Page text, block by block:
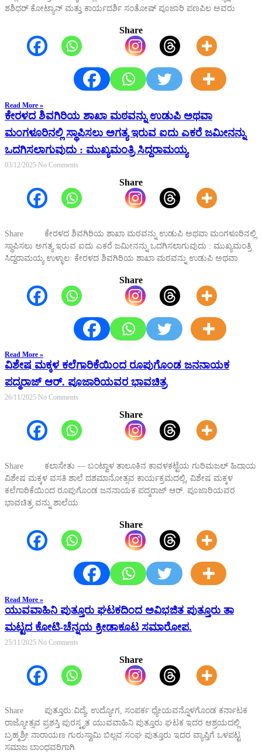
ಶಶಿಧರ್ ಕೋಟ್ಯಾನ್ ಮತ್ತು ಕಾರ್ಯದರ್ಶಿ ಸಂತೋಷ್ ಪೂಜಾರಿ ಪಣಪಿಲ ಅವರು
Share
Read More »
ಕೇರಳದ ಶಿವಗಿರಿಯ ಶಾಖಾ ಮಠವನ್ನು ಉಡುಪಿ ಅಥವಾ
ಮಂಗಳೂರಿನಲ್ಲಿ ಸ್ಥಾಪಿಸಲು ಅಗತ್ಯ ಇರುವ ಐದು ಎಕರೆ ಜಮೀನನ್ನು
ಒದಗಿಸಲಾಗುವುದು : ಮುಖ್ಯಮಂತ್ರಿ ಸಿದ್ದರಾಮಯ್ಯ
03/12/2025 No Comments
Share
Share ಕೇರಳದ ಶಿವಗಿರಿಯ ಶಾಖಾ ಮಠವನ್ನು ಉಡುಪಿ ಅಥವಾ ಮಂಗಳೂರಿನಲ್ಲಿ
ಸ್ಥಾಪಿಸಲು ಅಗತ್ಯ ಇರುವ ಐದು ಎಕರೆ ಜಮೀನನ್ನು ಒದಗಿಸಲಾಗುವುದು : ಮುಖ್ಯಮಂತ್ರಿ
ಸಿದ್ದರಾಮಯ್ಯ ಉಳ್ಳಾಲ: ಕೇರಳದ ಶಿವಗಿರಿಯ ಶಾಖಾ ಮಠವನ್ನು ಉಡುಪಿ ಅಥವಾ
Share
Read More »
ವಿಶೇಷ ಮಕ್ಕಳ ಕಲೆಗಾರಿಕೆಯಿಂದ ರೂಪುಗೊಂಡ ಜನನಾಯಕ
ಪದ್ಮರಾಜ್ ಆರ್. ಪೂಜಾರಿಯವರ ಭಾವಚಿತ್ರ
26/11/2025 No Comments
Share
Share ಕಲಾಸೇತು — ಬಂಟ್ವಾಳ ತಾಲೂಕಿನ ಕಾವಳಕಟ್ಟೆಯ ಗುರಿಮಜಲ್ ಹಿದಾಯ
ವಿಶೇಷ ಮಕ್ಕಳ ವಸತಿ ಶಾಲೆ ದಶಮಾನೋತ್ಸವ ಕಾರ್ಯಕ್ರಮದಲ್ಲಿ, ವಿಶೇಷ ಮಕ್ಕಳ
ಕಲೆಗಾರಿಕೆಯಿಂದ ರೂಪುಗೊಂಡ ಜನನಾಯಕ ಪದ್ಮರಾಜ್ ಆರ್. ಪೂಜಾರಿಯವರ
ಭಾವಚಿತ್ರ ವನ್ನು ಶಾಲೆಯ
Share
Read More »
ಯುವವಾಹಿನಿ ಪುತ್ತೂರು ಘಟಕದಿಂದ ಅವಿಭಜಿತ ಪುತ್ತೂರು ತಾ
ಮಟ್ಟದ ಕೋಟಿ-ಚೆನ್ನಯ ಕ್ರೀಡಾಕೂಟ ಸಮಾರೋಪ.
25/11/2025 No Comments
Share
Share ಪುತ್ತೂರು:ವಿದ್ಯೆ, ಉದ್ಯೋಗ, ಸಂಪರ್ಕ ಧ್ಯೇಯವನ್ನೊಳಗೊಂಡ ಕರ್ನಾಟಕ
ರಾಜ್ಯೋತ್ಸವ ಪ್ರಶಸ್ತಿ ಪುರಸ್ಕೃತ ಯುವವಾಹಿನಿ ಪುತ್ತೂರು ಘಟಕ ಇದರ ಆಶ್ರಯದಲ್ಲಿ
ಬ್ರಹ್ಮಶ್ರೀ ನಾರಾಯಣ ಗುರುಸ್ವಾಮಿ ಬಿಲ್ಲವ ಸಂಘ ಪುತ್ತೂರು ಇದರ ವ್ಯಾಪ್ತಿಗೆ ಒಳಪಟ್ಟ
ಸಮಾಜ ಬಾಂಧವರಿಗಾಗಿ